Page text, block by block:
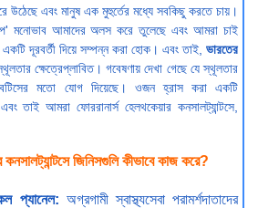
এবং মানুষ এক মুহুর্তের মধ্যে সবকিছু করতে চায়।
মনোভাব আমাদের অলস করে তুলেছে এবং আমরা চাই
একটি দূরবর্তী দিয়ে সম্পন্ন করা হোক। এবং তাই, ভারতের
ক্ষেত্রেপ্লাবিত। গবেষণায় দেখা গেছে যে স্থূলতার
মতো যোগ দিয়েছে। ওজন হ্রাস করা একটি
তাই আমরা ফোররানার্স হেলথকেয়ার কনসালট্যান্টসে,
কনসালট্যান্টসে জিনিসগুলি কীভাবে কাজ করে?
প্যানেল: অগ্রগামী স্বাস্থ্যসেবা পরামর্শদাতাদের